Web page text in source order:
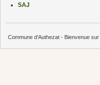
SAJ
Commune d'Authezat - Bienvenue